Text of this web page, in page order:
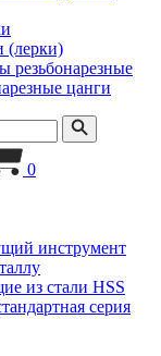
(лерки)
резьбонарезные
цанги
0
инструмент
из стали HSS
серия